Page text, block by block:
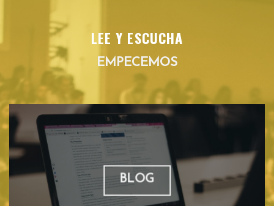
LEE Y ESCUCHA
EMPECEMOS
BLOG